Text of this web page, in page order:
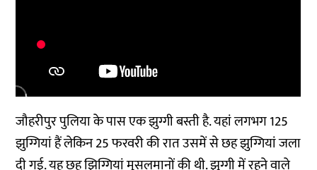
जौहरीपुर पुलिया के पास एक झुग्गी बस्ती है. यहां लगभग 125
झुग्गियां हैं लेकिन 25 फरवरी की रात उसमें से छह झुग्गियां जला
दी गई. यह छह झिग्गियां मुसलमानों की थी. झुग्गी में रहने वाले